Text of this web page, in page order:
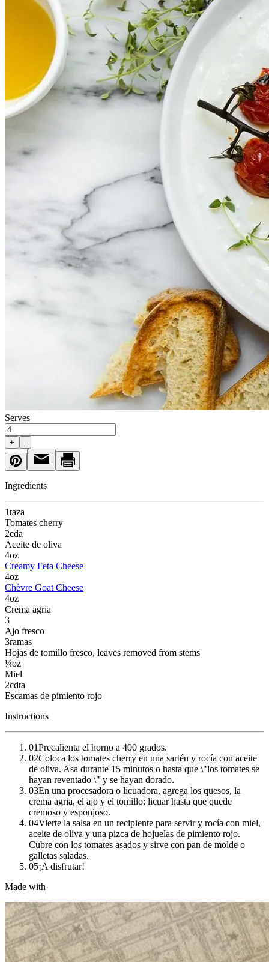
Serves
+ -
Ingredients
1taza
Tomates cherry
2cda
Aceite de oliva
4oz
Creamy Feta Cheese
4oz
Chèvre Goat Cheese
4oz
Crema agria
3
Ajo fresco
3ramas
Hojas de tomillo fresco, leaves removed from stems
¼oz
Miel
2cdta
Escamas de pimiento rojo
Instructions
01Precalienta el horno a 400 grados.
02Coloca los tomates cherry en una sartén y rocía con aceite
de oliva. Asa durante 15 minutos o hasta que \"los tomates se
hayan reventado \" y se hayan dorado.
03En una procesadora o licuadora, agrega los quesos, la
crema agria, el ajo y el tomillo; licuar hasta que quede
cremoso y esponjoso.
04Vierte la salsa en un recipiente para servir y rocía con miel,
aceite de oliva y una pizca de hojuelas de pimiento rojo.
Cubre con los tomates asados y sirve con pan de molde o
galletas saladas.
05¡A disfrutar!
Made with